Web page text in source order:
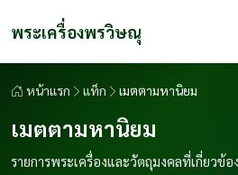
พระเครื่องพรวิษณุ
หน้าแรก แท็ก เมตตามหานิยม
เมตตามหานิยม
รายการพระเครื่องและวัตถุมงคลที่เกี่ยวข้